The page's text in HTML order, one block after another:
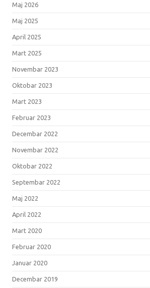
Maj 2026
Maj 2025
April 2025
Mart 2025
Novembar 2023
Oktobar 2023
Mart 2023
Februar 2023
Decembar 2022
Novembar 2022
Oktobar 2022
Septembar 2022
Maj 2022
April 2022
Mart 2020
Februar 2020
Januar 2020
Decembar 2019